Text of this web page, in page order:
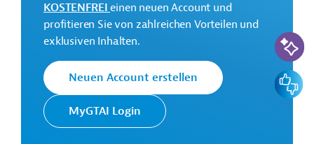
Kontaktadresse
Interamerikanische
Die IDB ist die wichtigste
multilaterale
KOSTENFREIeinen neuen Account und
profitieren Sie von zahlreichen Vorteilen und
exklusiven Inhalten.
Neuen Account erstellen
MyGTAI Login
KI-